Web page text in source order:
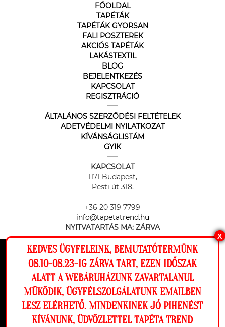
Ez a weboldal cookie-kat használ, hogy a
lehető legjobb élményt nyújtsa honlapunkon.
Beállítások
Elutasítom Engedélyezem
FŐOLDAL
TAPÉTÁK
TAPÉTÁK GYORSAN
FALI POSZTEREK
AKCIÓS TAPÉTÁK
LAKÁSTEXTIL
BLOG
BEJELENTKEZÉS
KAPCSOLAT
REGISZTRÁCIÓ
ÁLTALÁNOS SZERZŐDÉSI FELTÉTELEK
ADETVÉDELMI NYILATKOZAT
KÍVÁNSÁGLISTÁM
GYIK
KAPCSOLAT
1171 Budapest,
Pesti út 318.
+36 20 319 7799
info@tapetatrend.hu
NYITVATARTÁS MA: ZÁRVA
Az online fizetést a Barion Payment Zrt. biztosítja, MNB engedély
száma: H-EN-I-1064/2013
X
KEDVES ÜGYFELEINK, BEMUTATÓTERMÜNK
08.10-08.23-IG ZÁRVA TART, EZEN IDŐSZAK
ALATT A WEBÁRUHÁZUNK ZAVARTALANUL
MÜKÖDIK, ÜGYFÉLSZOLGÁLATUNK EMAILBEN
LESZ ELÉRHETŐ. MINDENKINEK JÓ PIHENÉST
KÍVÁNUNK, ÜDVÖZLETTEL TAPÉTA TREND